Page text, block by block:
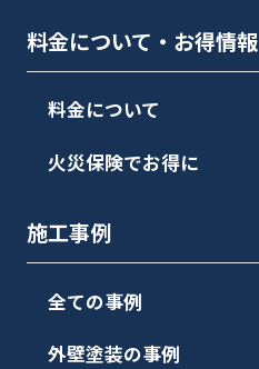
料金について・お得情報
料金について
火災保険でお得に
施工事例
全ての事例
外壁塗装の事例